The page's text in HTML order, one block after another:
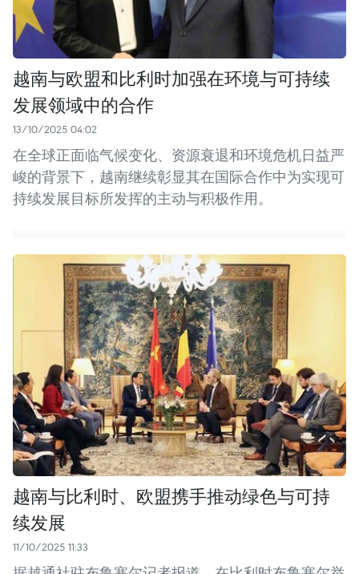
越南与欧盟和比利时加强在环境与可持续
发展领域中的合作
13/10/2025 04:02
在全球正面临气候变化、资源衰退和环境危机日益严
峻的背景下，越南继续彰显其在国际合作中为实现可
持续发展目标所发挥的主动与积极作用。
越南与比利时、欧盟携手推动绿色与可持
续发展
11/10/2025 11:33